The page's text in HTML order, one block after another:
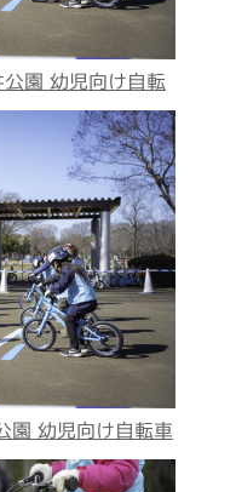
園 幼児向け自転
園 幼児向け自転車